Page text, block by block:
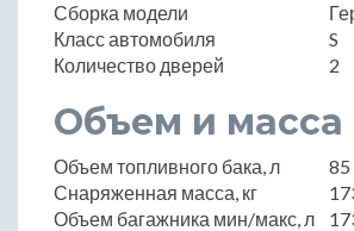
Сборка модели
Класс автомобиля
S
Количество дверей
2
Объем и масса
Объем топливного бака, л
85
Снаряженная масса, кг
Объем багажника мин/макс, л